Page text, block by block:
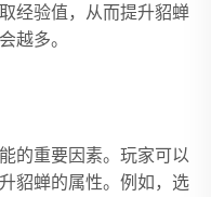
经验值，从而提升貂蝉
越多。
的重要因素。玩家可以
貂蝉的属性。例如，选